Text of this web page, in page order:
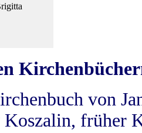
von
Koszalin, früher